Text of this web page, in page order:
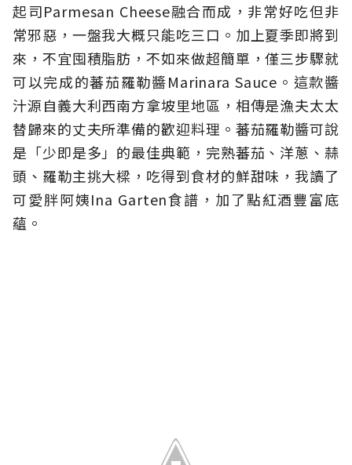
起司Parmesan Cheese融合而成，非常好吃但非
常邪惡，一盤我大概只能吃三口。加上夏季即將到
來，不宜囤積脂肪，不如來做超簡單，僅三步驟就
可以完成的蕃茄羅勒醬Marinara Sauce。這款醬
汁源自義大利西南方拿坡里地區，相傳是漁夫太太
替歸來的丈夫所準備的歡迎料理。蕃茄羅勒醬可說
是「少即是多」的最佳典範，完熟蕃茄、洋蔥、蒜
頭、羅勒主挑大樑，吃得到食材的鮮甜味，我讀了
可愛胖阿姨Ina Garten食譜，加了點紅酒豐富底
蘊。